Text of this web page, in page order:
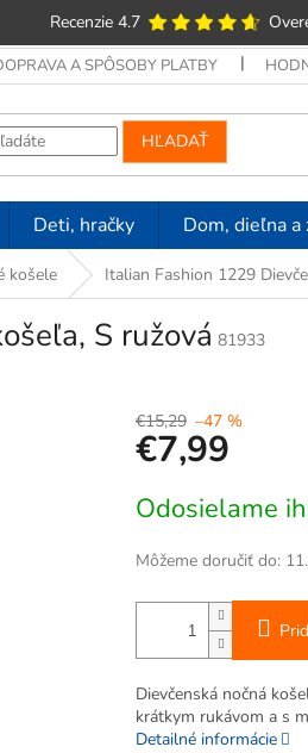
Recenzie 4.7
A SPÔSOBY PLATBY
HĽADAŤ
Deti, hračky Dom, dieľna a
košele Italian Fashion 1229
S ružová 81933
€15,29 –47 %
€7,99
cena:
Odosielame
Môžeme doručiť do:
Dievčenská nočná
krátkym rukávom a s
Detailné informácie